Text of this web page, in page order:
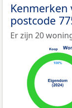
postcode
Er zijn 20